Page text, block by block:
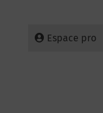
Espace pro